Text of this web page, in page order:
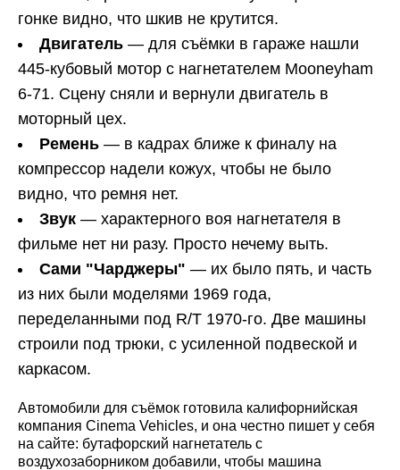
гонке видно, что шкив не крутится.
Двигатель — для съёмки в гараже нашли
445-кубовый мотор с нагнетателем Mooneyham
6-71. Сцену сняли и вернули двигатель в
моторный цех.
Ремень — в кадрах ближе к финалу на
компрессор надели кожух, чтобы не было
видно, что ремня нет.
Звук — характерного воя нагнетателя в
фильме нет ни разу. Просто нечему выть.
Сами "Чарджеры" — их было пять, и часть
из них были моделями 1969 года,
переделанными под R/T 1970-го. Две машины
строили под трюки, с усиленной подвеской и
каркасом.
Автомобили для съёмок готовила калифорнийская
компания Cinema Vehicles, и она честно пишет у себя
на сайте: бутафорский нагнетатель с
воздухозаборником добавили, чтобы машина